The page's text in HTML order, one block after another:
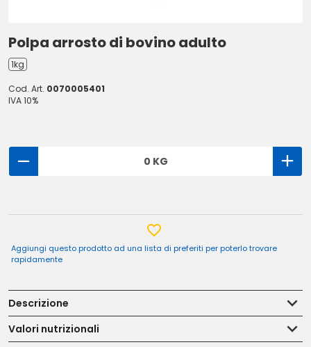
Polpa arrosto di bovino adulto
1kg
Cod. Art. 0070005401
IVA 10%
0 KG
Aggiungi questo prodotto ad una lista di preferiti per poterlo trovare
rapidamente
Descrizione
Valori nutrizionali